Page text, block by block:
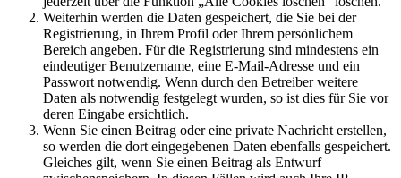
Weiterhin werden die Daten gespeichert, die Sie bei der
Registrierung, in Ihrem Profil oder Ihrem persönlichem
Bereich angeben. Für die Registrierung sind mindestens ein
eindeutiger Benutzername, eine E-Mail-Adresse und ein
Passwort notwendig. Wenn durch den Betreiber weitere
Daten als notwendig festgelegt wurden, so ist dies für Sie vor
deren Eingabe ersichtlich.
Wenn Sie einen Beitrag oder eine private Nachricht erstellen,
so werden die dort eingegebenen Daten ebenfalls gespeichert.
Gleiches gilt, wenn Sie einen Beitrag als Entwurf